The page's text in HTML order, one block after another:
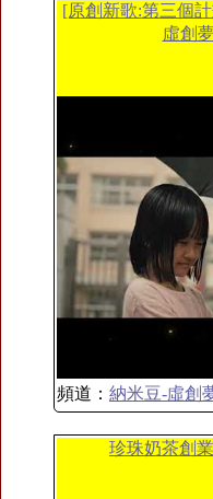
[原創新歌:第三個
虛創
頻道： 納米豆-虛創
珍珠奶茶創